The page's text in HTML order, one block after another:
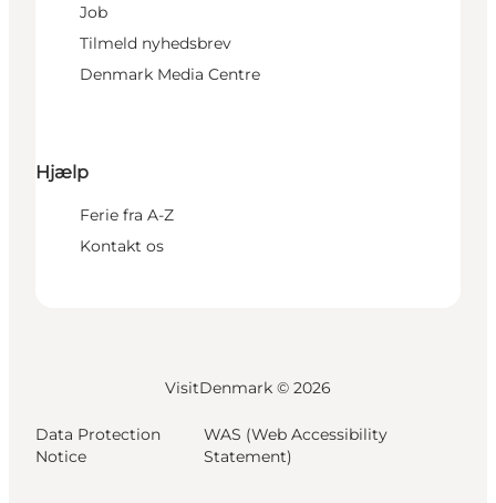
Job
Tilmeld nyhedsbrev
Denmark Media Centre
Hjælp
Ferie fra A-Z
Kontakt os
VisitDenmark © 2026
Data Protection
Notice
WAS (Web Accessibility
Statement)